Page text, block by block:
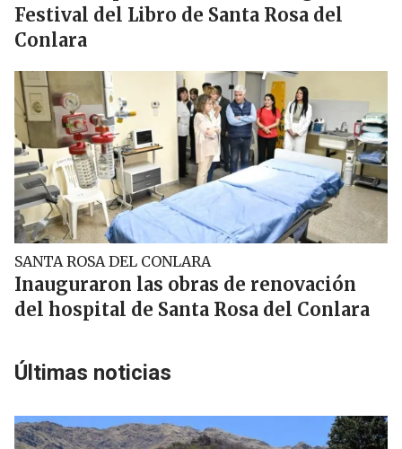
Festival del Libro de Santa Rosa del
Conlara
SANTA ROSA DEL CONLARA
Inauguraron las obras de renovación
del hospital de Santa Rosa del Conlara
Últimas noticias